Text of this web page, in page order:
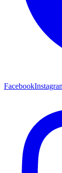
Facebook